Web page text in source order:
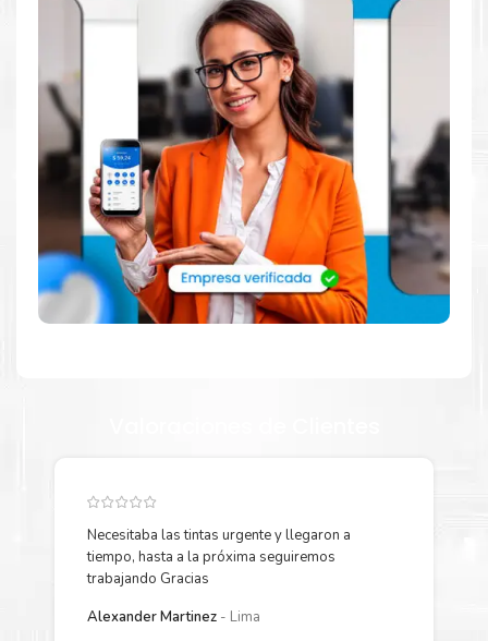
Tienda autorizada por Xerox. Descubre la mejor manera de
abastecerte de
Kit Toner Xerox C8130 AltaLink C8135
Ofrecemos una amplia selección de productos originales que
garantizan un rendimiento óptimo y duradero para tus
necesidades de impresión.
¿Qué hay en la caja?
Cartuchos deKit Toner Xerox C8130
original y Guía de
reciclaje.
¿Cómo comprar de manera segura?
Haga Click Aquí para ver proceso de una compra segura
general.
Garantizamos el cumplimiento de su requerimiento de
Xerox C8130
para su despacho.
con la extracción automática de sellado y el embalaje fácil de
Necesitaba las tintas urgente y llegaron a
tiempo, hasta a la próxima seguiremos
trabajando Gracias
Alexander Martinez
Lima